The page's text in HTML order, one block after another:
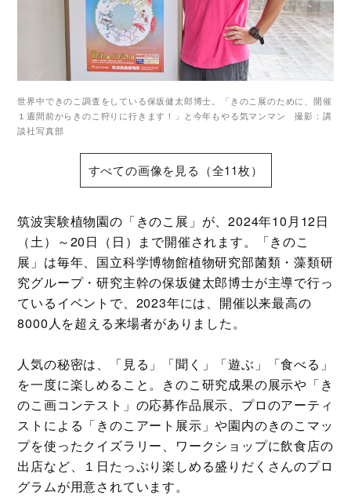
世界中できのこ調査をしている保坂健太郎博士。「きのこ展のために、開催
１週間前からきのこ狩りに行きます！」と今年もやる気マンマン 撮影：講
談社写真部
すべての画像を見る（全11枚）
筑波実験植物園の「きのこ展」が、2024年10月12日
（土）～20日（日）まで開催されます。「きのこ
展」は毎年、国立科学博物館植物研究部菌類・藻類研
究グループ・研究主幹の保坂健太郎博士が主導で行っ
ているイベントで、2023年には、開催以来最高の
8000人を超える来場者がありました。
人気の秘密は、「見る」「聞く」「遊ぶ」「食べる」
を一度に楽しめること。きのこ研究成果の展示や「き
のこ画コンテスト」の応募作品展示、プロのアーティ
ストによる「きのこアート展示」や園内のきのこマッ
プを使ったクイズラリー、ワークショップに飲食店の
出店など、１日たっぷり楽しめる盛りだくさんのプロ
グラムが用意されています。